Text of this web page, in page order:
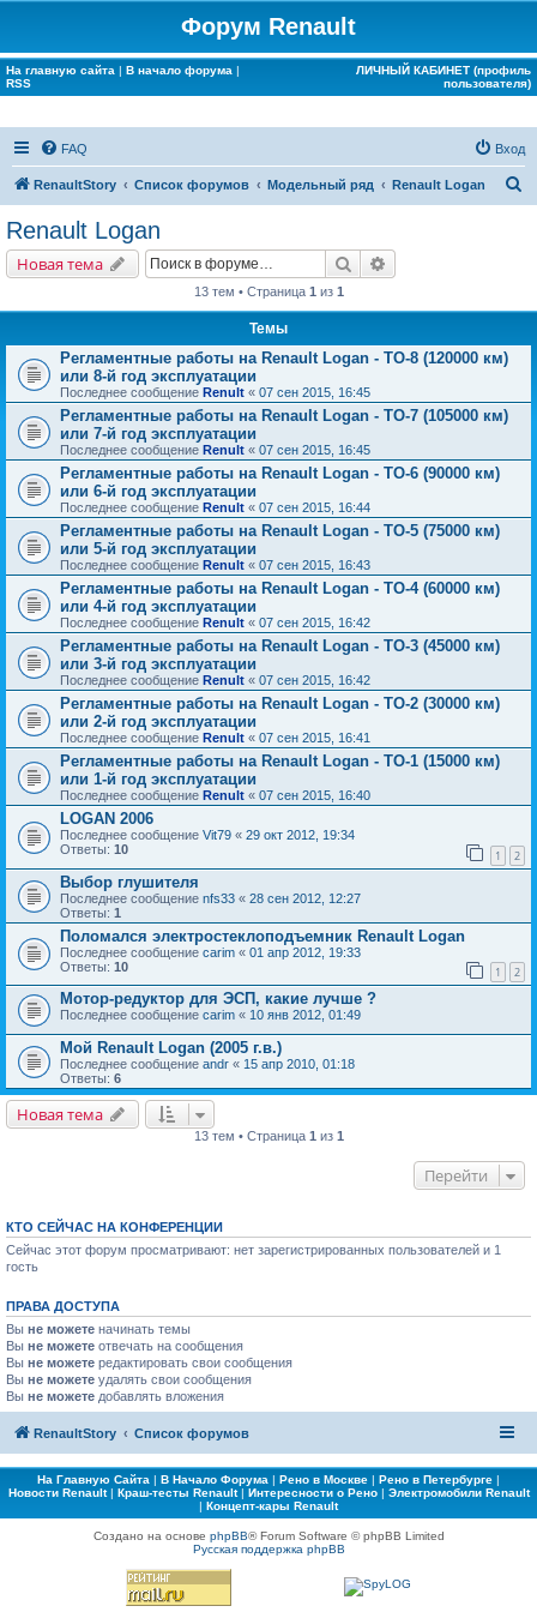
Форум Renault
На главную сайта | В начало форума |
RSS
ЛИЧНЫЙ КАБИНЕТ (профиль
пользователя)
FAQ Вход
RenaultStory Список форумов Модельный ряд Renault Logan
Renault Logan
Новая тема Поиск
13 тем • Страница 1 из 1
Темы
Регламентные работы на Renault Logan - ТО-8 (120000 км)
или 8-й год эксплуатации
Последнее сообщение Renult « 07 сен 2015, 16:45
Регламентные работы на Renault Logan - ТО-7 (105000 км)
или 7-й год эксплуатации
Последнее сообщение Renult « 07 сен 2015, 16:45
Регламентные работы на Renault Logan - ТО-6 (90000 км)
или 6-й год эксплуатации
Последнее сообщение Renult « 07 сен 2015, 16:44
Регламентные работы на Renault Logan - ТО-5 (75000 км)
или 5-й год эксплуатации
Последнее сообщение Renult « 07 сен 2015, 16:43
Регламентные работы на Renault Logan - ТО-4 (60000 км)
или 4-й год эксплуатации
Последнее сообщение Renult « 07 сен 2015, 16:42
Регламентные работы на Renault Logan - ТО-3 (45000 км)
или 3-й год эксплуатации
Последнее сообщение Renult « 07 сен 2015, 16:42
Регламентные работы на Renault Logan - ТО-2 (30000 км)
или 2-й год эксплуатации
Последнее сообщение Renult « 07 сен 2015, 16:41
Регламентные работы на Renault Logan - ТО-1 (15000 км)
или 1-й год эксплуатации
Последнее сообщение Renult « 07 сен 2015, 16:40
LOGAN 2006
Последнее сообщение Vit79 « 29 окт 2012, 19:34
Ответы: 10 1 2
Выбор глушителя
Последнее сообщение nfs33 « 28 сен 2012, 12:27
Ответы: 1
Поломался электростеклоподъемник Renault Logan
Последнее сообщение carim « 01 апр 2012, 19:33
Ответы: 10 1 2
Мотор-редуктор для ЭСП, какие лучше ?
Последнее сообщение carim « 10 янв 2012, 01:49
Мой Renault Logan (2005 г.в.)
Последнее сообщение andr « 15 апр 2010, 01:18
Ответы: 6
Новая тема
13 тем • Страница 1 из 1
Перейти
КТО СЕЙЧАС НА КОНФЕРЕНЦИИ
Сейчас этот форум просматривают: нет зарегистрированных пользователей и 1
гость
ПРАВА ДОСТУПА
Вы не можете начинать темы
Вы не можете отвечать на сообщения
Вы не можете редактировать свои сообщения
Вы не можете удалять свои сообщения
Вы не можете добавлять вложения
RenaultStory Список форумов
На Главную Сайта | В Начало Форума | Рено в Москве | Рено в Петербурге |
Новости Renault| Краш-тесты Renault| Интересности о Рено| Электромобили Renault
| Концепт-кары Renault
Создано на основе phpBB® Forum Software © phpBB Limited
Русская поддержка phpBB